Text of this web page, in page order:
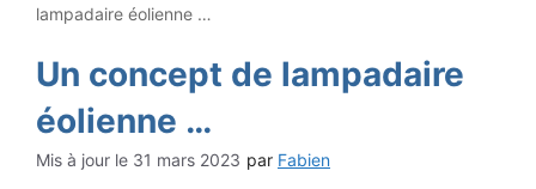
lampadaire éolienne …
Un concept de lampadaire
éolienne …
31 mars 2023 par Fabien